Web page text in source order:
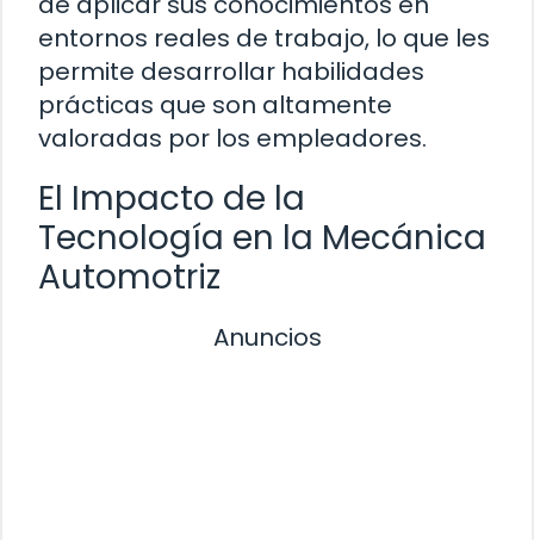
entornos reales de trabajo, lo que les
permite desarrollar habilidades
prácticas que son altamente
valoradas por los empleadores.
El Impacto de la
Tecnología en la Mecánica
Automotriz
Anuncios